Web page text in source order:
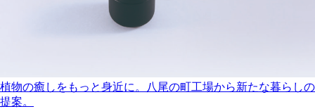
植物の癒しをもっと身近に。八尾の町工場から新たな暮らしの
提案。